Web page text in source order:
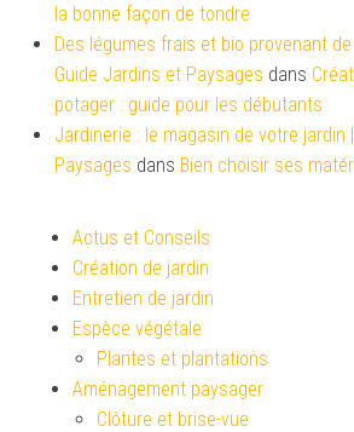
la bonne façon de tondre
Des légumes frais et bio provenant
Guide Jardins et Paysages dans
potager : guide pour les débutants
Jardinerie : le magasin de votre jardin
Paysages dans Bien choisir ses
Actus et Conseils
Création de jardin
Entretien de jardin
Espèce végétale
Plantes et plantations
Aménagement paysager
Clôture et brise-vue